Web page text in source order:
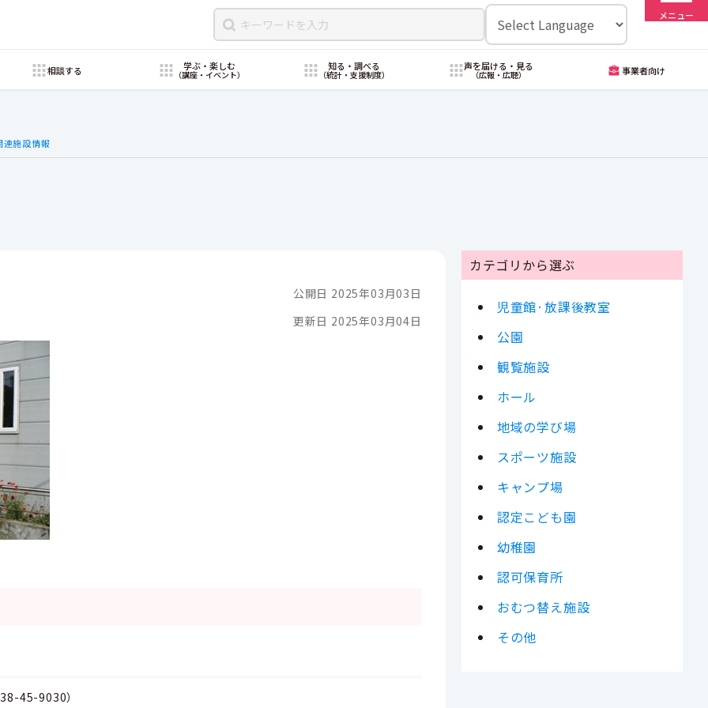
メニュー
相談する 学ぶ・楽しむ
（講座・イベント）
知る・調べる
（統計・支援制度）
声を届ける・見る
（広報・広聴） 事業者向け
連施設情報
公開日 2025年03月03日
更新日 2025年03月04日
45-9030）
カテゴリから選ぶ
児童館·放課後教室
公園
観覧施設
ホール
地域の学び場
スポーツ施設
キャンプ場
認定こども園
幼稚園
認可保育所
おむつ替え施設
その他